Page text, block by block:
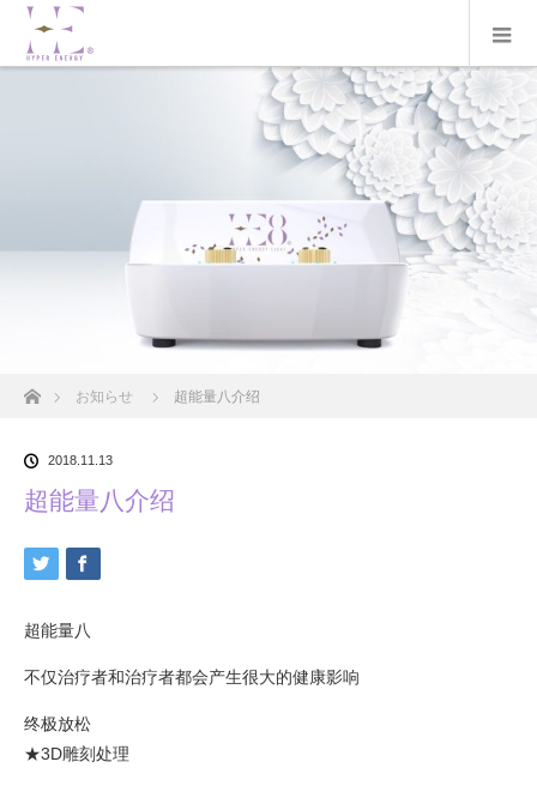
ホームお知らせ 超能量八介绍
2018.11.13
超能量八介绍
超能量八
不仅治疗者和治疗者都会产生很大的健康影响
终极放松
★3D雕刻处理